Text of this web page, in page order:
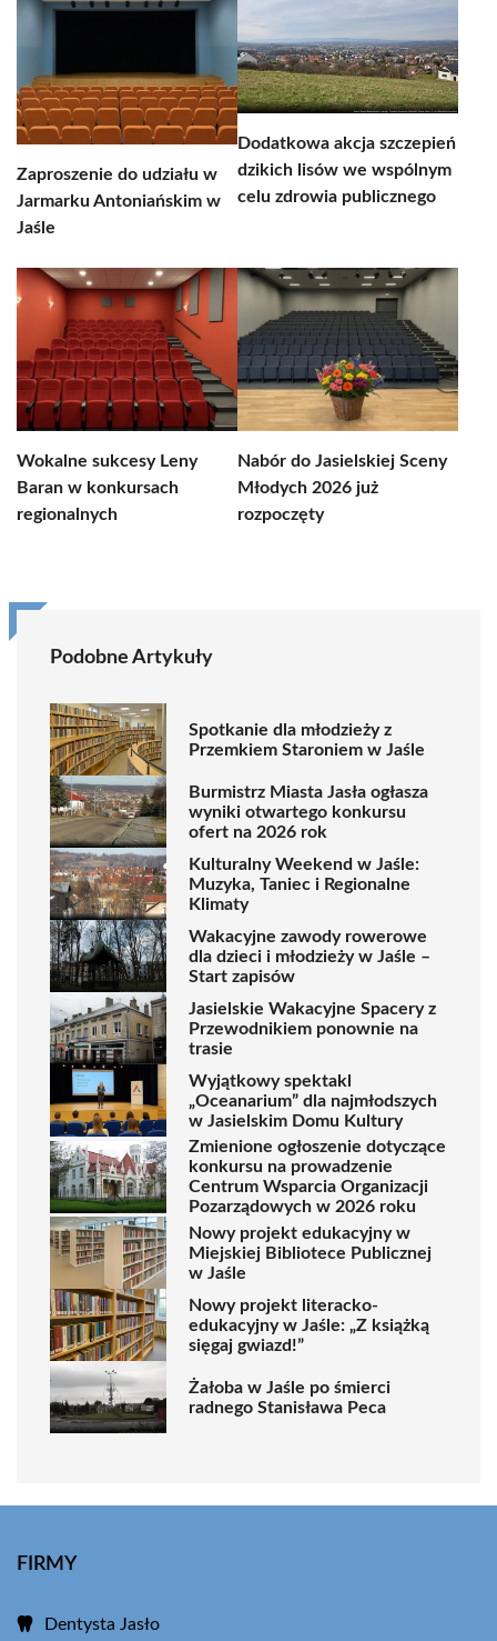
Zaproszenie do udziału w
Jarmarku Antoniańskim w
Jaśle
Dodatkowa akcja szczepień
dzikich lisów we wspólnym
celu zdrowia publicznego
Wokalne sukcesy Leny
Baran w konkursach
regionalnych
Nabór do Jasielskiej Sceny
Młodych 2026 już
rozpoczęty
Podobne Artykuły
Spotkanie dla młodzieży z
Przemkiem Staroniem w Jaśle
Burmistrz Miasta Jasła ogłasza
wyniki otwartego konkursu
ofert na 2026 rok
Kulturalny Weekend w Jaśle:
Muzyka, Taniec i Regionalne
Klimaty
Wakacyjne zawody rowerowe
dla dzieci i młodzieży w Jaśle –
Start zapisów
Jasielskie Wakacyjne Spacery z
Przewodnikiem ponownie na
trasie
Wyjątkowy spektakl
„Oceanarium” dla najmłodszych
w Jasielskim Domu Kultury
Zmienione ogłoszenie dotyczące
konkursu na prowadzenie
Centrum Wsparcia Organizacji
Pozarządowych w 2026 roku
Nowy projekt edukacyjny w
Miejskiej Bibliotece Publicznej
w Jaśle
Nowy projekt literacko-
edukacyjny w Jaśle: „Z książką
sięgaj gwiazd!”
Żałoba w Jaśle po śmierci
radnego Stanisława Peca
FIRMY
Dentysta Jasło